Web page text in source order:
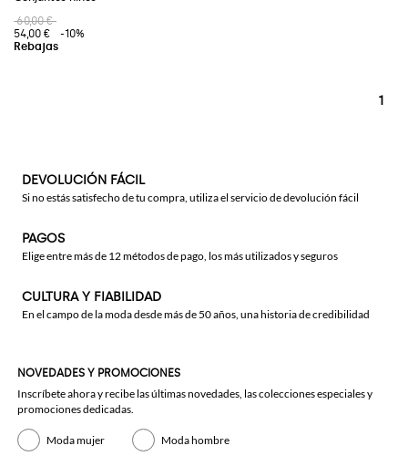
60,00 €
54,00 €
-10%
1
DEVOLUCIÓN FÁCIL
Si no estás satisfecho de tu compra, utiliza el servicio de devolución fácil
PAGOS
Elige entre más de 12 métodos de pago, los más utilizados y seguros
CULTURA Y FIABILIDAD
En el campo de la moda desde más de 50 años, una historia de credibilidad
NOVEDADES Y PROMOCIONES
Inscríbete ahora y recibe las últimas novedades, las colecciones especiales y
promociones dedicadas.
Moda mujer Moda hombre